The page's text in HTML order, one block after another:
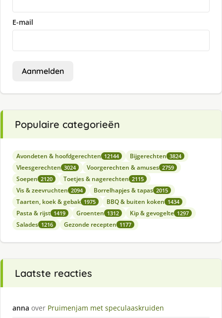
E-mail
Aanmelden
Populaire categorieën
Avondeten & hoofdgerechten 12144 Bijgerechten 3824
Vleesgerechten 3024 Voorgerechten & amuses 2759
Soepen 2120 Toetjes & nagerechten 2115
Vis & zeevruchten 2094 Borrelhapjes & tapas 2015
Taarten, koek & gebak 1975 BBQ & buiten koken 1434
Pasta & rijst 1419 Groenten 1312 Kip & gevogelte 1297
Salades 1216 Gezonde recepten 1177
Laatste reacties
anna over Pruimenjam met speculaaskruiden